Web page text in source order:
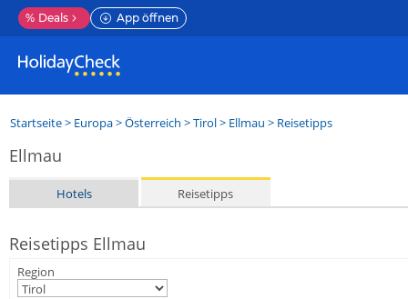
% Deals App öffnen
Startseite> Europa>Österreich >Tirol> Ellmau > Reisetipps
Ellmau
Hotels Reisetipps
Reisetipps Ellmau
Region